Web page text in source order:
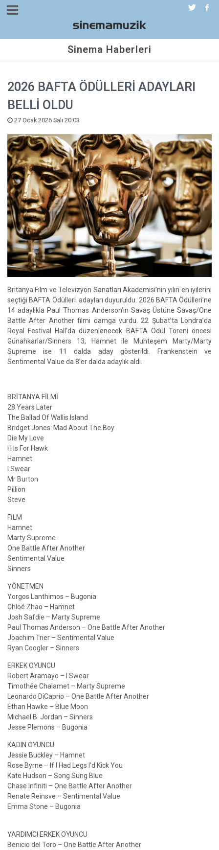
Sinema Haberleri
2026 BAFTA ÖDÜLLERİ ADAYLARI
BELLİ OLDU
27 Ocak 2026 Salı 20:03
Britanya Film ve Televizyon Sanatları Akademisi’nin yılın en iyilerini
seçtiği BAFTA Ödülleri adayları duyuruldu. 2026 BAFTA Ödülleri’ne
14 adaylıkla Paul Thomas Anderson’ın Savaş Üstüne Savaş/One
Battle After Another filmi damga vurdu. 22 Şubat’ta Londra’da
Royal Festival Hall’da düzenlenecek BAFTA Ödül Töreni öncesi
Günahkarlar/Sinners 13, Hamnet ile Muhteşem Marty/Marty
Supreme ise 11 dalda aday gösterildi. Frankenstein ve
Sentimental Value da 8’er dalda adaylık aldı.
BRİTANYA FİLMİ
28 Years Later
The Ballad Of Wallis Island
Bridget Jones: Mad About The Boy
Die My Love
H Is For Hawk
Hamnet
I Swear
Mr Burton
Pillion
Steve
FİLM
Hamnet
Marty Supreme
One Battle After Another
Sentimental Value
Sinners
YÖNETMEN
Yorgos Lanthimos – Bugonia
Chloé Zhao – Hamnet
Josh Safdie – Marty Supreme
Paul Thomas Anderson – One Battle After Another
Joachim Trier – Sentimental Value
Ryan Coogler – Sinners
ERKEK OYUNCU
Robert Aramayo – I Swear
Timothée Chalamet – Marty Supreme
Leonardo DiCaprio – One Battle After Another
Ethan Hawke – Blue Moon
Michael B. Jordan – Sinners
Jesse Plemons – Bugonia
KADIN OYUNCU
Jessie Buckley – Hamnet
Rose Byrne – If I Had Legs I’d Kick You
Kate Hudson – Song Sung Blue
Chase Infiniti – One Battle After Another
Renate Reinsve – Sentimental Value
Emma Stone – Bugonia
YARDIMCI ERKEK OYUNCU
Benicio del Toro – One Battle After Another